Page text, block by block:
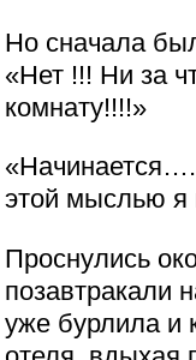
Но сначала
«Нет !!! Ни за
комнату!!!!»
этой мыслью я
Проснулись
позавтракали
уже бурлила и